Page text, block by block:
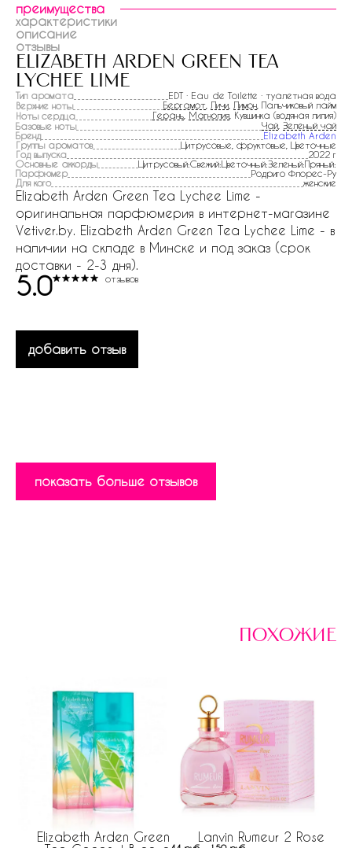
преимущества
характеристики
описание
отзывы
elizabeth arden green tea
lychee lime
Тип аромата
EDT · Eau de Toilette · туалетная вода
Верхние ноты
Бергамот Личи Лимон , Пальчиковый лайм
Ноты сердца
Герань Магнолия , Кувшинка (водяная лилия)
Базовые ноты
Чай Зеленый чай
Бренд
Elizabeth Arden
Группы ароматов
Цитрусовые, фруктовые, Цветочные
Год выпуска
2022 г
Основные аккорды
Цитрусовый:Свежий:Цветочный:Зеленый:Пряный:
Парфюмер
Родриго Флорес-Ру
Для кого
женские
Elizabeth Arden Green Tea Lychee Lime -
оригинальная парфюмерия в интернет-магазине
Vetiver.by. Elizabeth Arden Green Tea Lychee Lime - в
наличии на складе в Минске и под заказ (срок
доставки - 2-3 дня).
5.0 отзывов
добавить отзыв
показать больше отзывов
похожие
Elizabeth Arden Green
Lanvin Rumeur 2 Rose